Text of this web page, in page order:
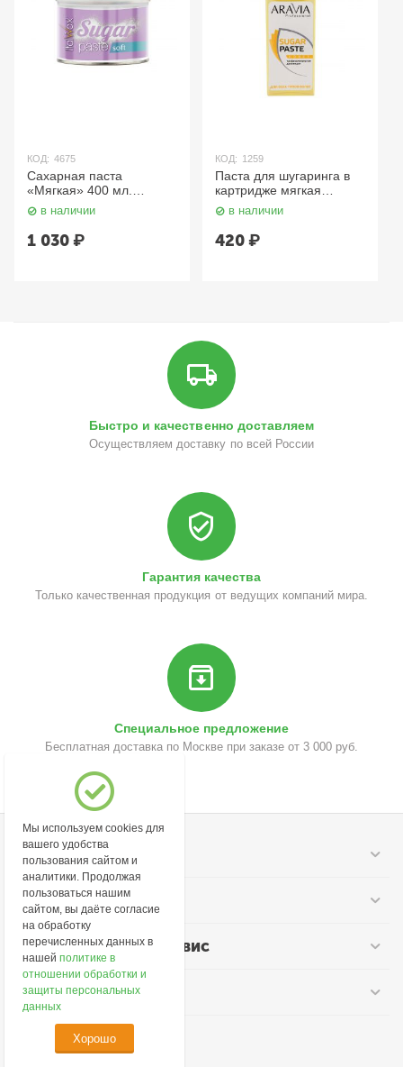
КОД: 4675
Сахарная паста
«Мягкая» 400 мл.
ItalWax/White Line
в наличии
1 030₽
КОД: 1259
Паста для шугаринга в
картридже мягкая
«Медовая» 150 мл.
Aravia
в наличии
420₽
Быстро и качественно доставляем
Осуществляем доставку по всей России
Гарантия качества
Только качественная продукция от ведущих компаний мира.
Специальное предложение
Бесплатная доставка по Москве при заказе от 3 000 руб.
Моя учетная запись
Информация
Покупательский сервис
Контакты
Мы используем cookies для
вашего удобства
пользования сайтом и
аналитики. Продолжая
пользоваться нашим
сайтом, вы даёте согласие
на обработку
перечисленных данных в
нашейполитике в
отношении обработки и
защиты персональных
данных
Хорошо